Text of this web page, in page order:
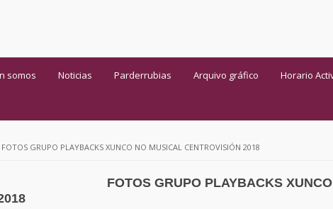
somos Noticias Parderrubias Arquivo gráfico Horario
FOTOS GRUPO PLAYBACKS XUNCO NO MUSICAL CENTROVISIÓN 2018
FOTOS GRUPO PLAYBACKS